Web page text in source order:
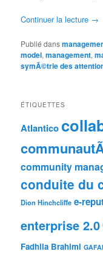
Continuer la lecture →
Publié dans
model,management,
symÃ©trie des
ÉTIQUETTES
Atlantico
community
conduite du
Dion Hinchcliffe e-
enterprise 2.0
Fadhila Brahimi